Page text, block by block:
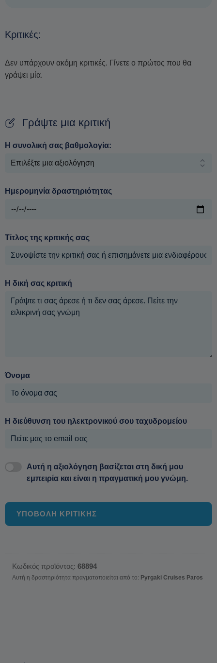
Κριτικές:
Δεν υπάρχουν ακόμη κριτικές. Γίνετε ο πρώτος που θα
γράψει μία.
Γράψτε μια κριτική
Η συνολική σας βαθμολογία:
Ημερομηνία δραστηριότητας
Τίτλος της κριτικής σας
Η δική σας κριτική
Όνομα
Η διεύθυνση του ηλεκτρονικού σου ταχυδρομείου
Αυτή η αξιολόγηση βασίζεται στη δική μου
εμπειρία και είναι η πραγματική μου γνώμη.
ΥΠΟΒΟΛΗ ΚΡΙΤΙΚΗΣ
Κωδικός προϊόντος: 68894
Αυτή η δραστηριότητα πραγματοποιείται από το: Pyrgaki Cruises Paros